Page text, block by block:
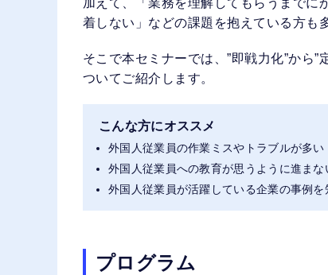
着しない」などの課題を抱えている方も
そこで本セミナーでは、”即戦力化”から
ついてご紹介します。
こんな方にオススメ
外国人従業員の作業ミスやトラブルが多い
外国人従業員への教育が思うように進まな
外国人従業員が活躍している企業の事例を
プログラム